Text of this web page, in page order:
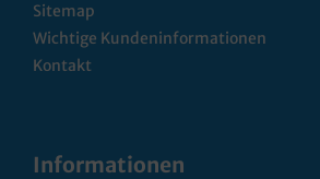
Sitemap
Wichtige Kundeninformationen
Kontakt
Informationen